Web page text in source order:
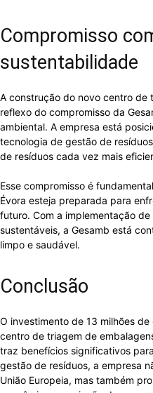
Compromisso
sustentabilidade
A construção do novo centro de
reflexo do compromisso da
ambiental. A empresa está
tecnologia de gestão de
de resíduos cada vez mais
Esse compromisso é
Évora esteja preparada para
futuro. Com a implementação
sustentáveis, a Gesamb está
limpo e saudável.
Conclusão
O investimento de 13 milhões
centro de triagem de
traz benefícios significativos
gestão de resíduos, a empresa
União Europeia, mas também